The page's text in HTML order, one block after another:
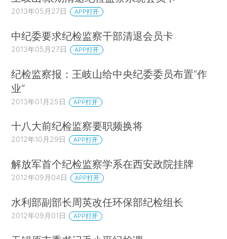
2013年05月27日 APP打开
中纪委要求纪检监察干部清退会员卡
2013年05月27日 APP打开
纪检监察报：王岐山给中央纪委委员布置“作
业”
2013年01月25日 APP打开
十八大前纪检监察要职频换将
2012年10月29日 APP打开
解放军首个纪检监察学系在西安政院挂牌
2012年09月04日 APP打开
水利部副部长周英改任环保部纪检组长
2012年09月01日 APP打开